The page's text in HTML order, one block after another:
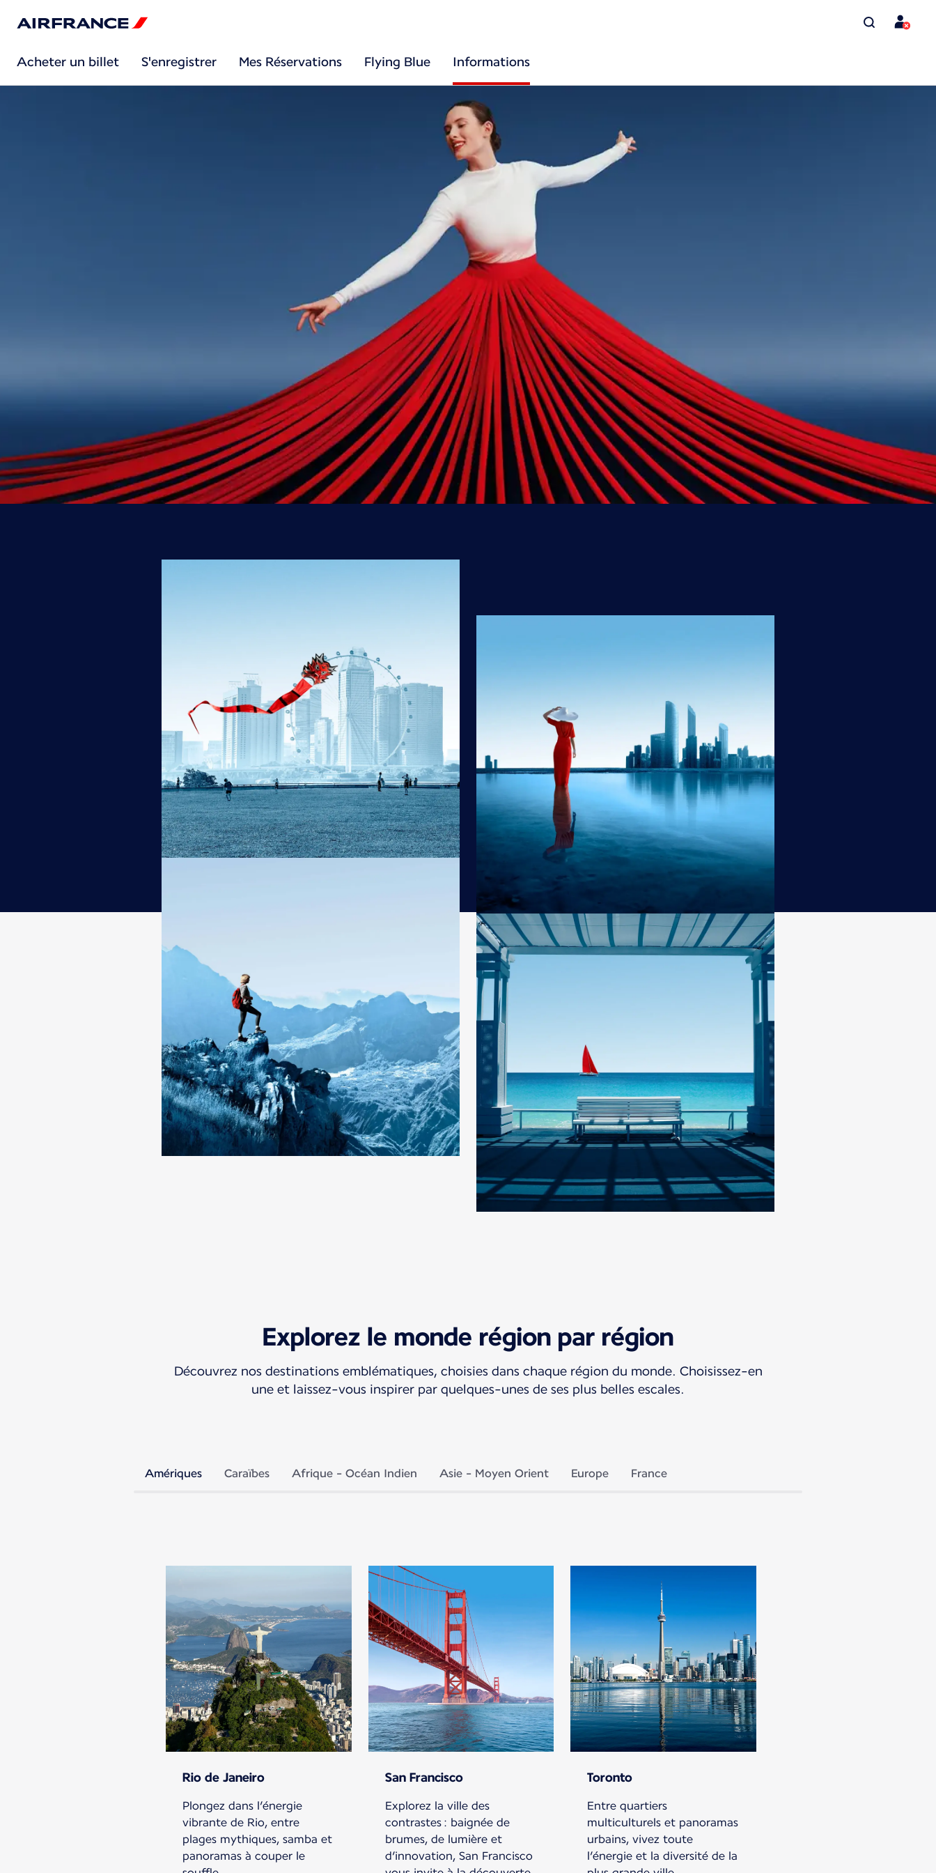
Acheter un billet S'enregistrer Mes Réservations Flying Blue Informations
Près de 1000 destinations pour
élargir vos horizons
Explorez le monde avec Air France et ses partenaires, et laissez-vous porter vers des destinations
d’exception. Notre réseau relie les envies d’ailleurs aux possibilités de départ.
Découvrir notre guide de voyage
Explorez le monde région par région
Découvrez nos destinations emblématiques, choisies dans chaque région du monde. Choisissez-en
une et laissez-vous inspirer par quelques-unes de ses plus belles escales.
Amériques Caraïbes Afrique - Océan Indien Asie - Moyen Orient Europe France
Rio de Janeiro
Plongez dans l’énergie
vibrante de Rio, entre
plages mythiques, samba et
panoramas à couper le
San Francisco
Explorez la ville des
contrastes : baignée de
brumes, de lumière et
d’innovation, San Francisco
Toronto
Entre quartiers
multiculturels et panoramas
urbains, vivez toute
l’énergie et la diversité de la